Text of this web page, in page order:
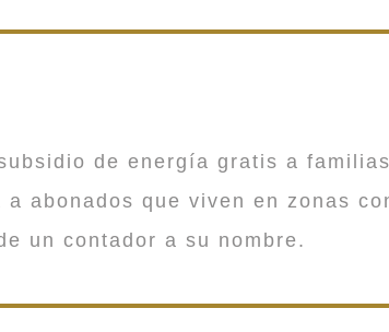
de energía gratis a
abonados que viven en zonas
un contador a su nombre.